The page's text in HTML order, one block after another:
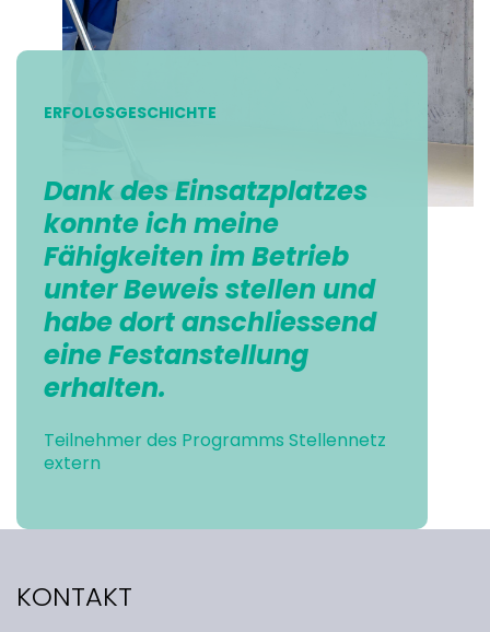
ERFOLGSGESCHICHTE
Dank des Einsatzplatzes
konnte ich meine
Fähigkeiten im Betrieb
unter Beweis stellen und
habe dort anschliessend
eine Festanstellung
erhalten.
Teilnehmer des Programms Stellennetz
extern
KONTAKT